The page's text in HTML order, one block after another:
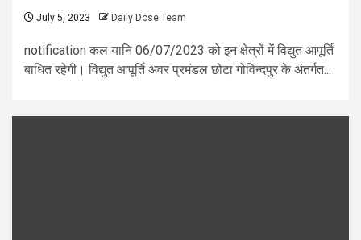
July 5, 2023 Daily Dose Team
notification कल यानि 06/07/2023 को इन क्षेत्रों में विद्युत आपूर्ति
बाधित रहेगी। विद्युत आपूर्ति अवर प्रमंडल छोटा गोविन्दपुर के अंतर्गत...